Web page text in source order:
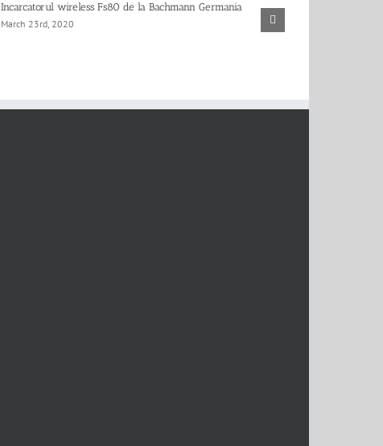
Incarcatorul wireless Fs80 de la Bachmann Germania
March 23rd, 2020